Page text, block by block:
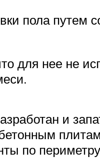
пола
для нее не
и
по